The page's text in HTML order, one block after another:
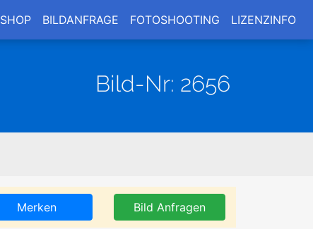
SHOP BILDANFRAGE FOTOSHOOTING LIZENZINFO
Bild-Nr: 2656
Merken Bild Anfragen